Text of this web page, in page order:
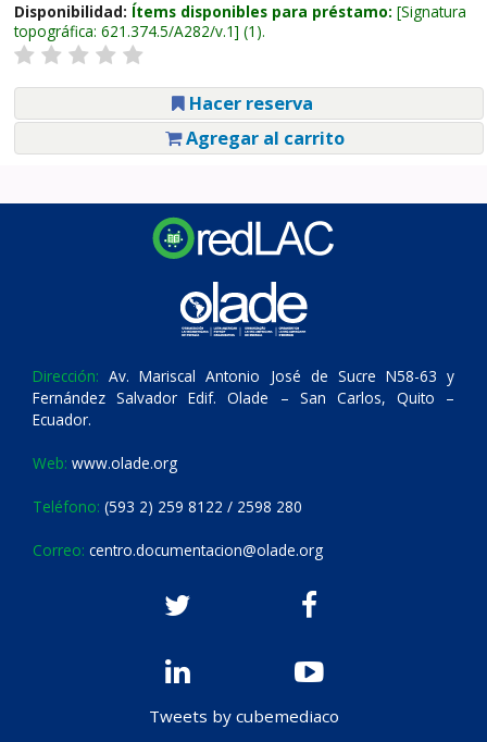
Disponibilidad: Ítems disponibles para préstamo: Signatura
topográfica: 621.374.5/A282/v.1 (1).
Hacer reserva
Agregar al carrito
Dirección: Av. Mariscal Antonio José de Sucre N58-63 y
Fernández Salvador Edif. Olade – San Carlos, Quito –
Ecuador.
Web: www.olade.org
Teléfono: (593 2) 259 8122 / 2598 280
Correo: centro.documentacion@olade.org
Tweets by cubemediaco